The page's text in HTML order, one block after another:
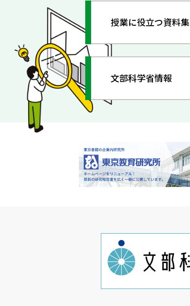
授業に役立つ資料集
文部科学省情報